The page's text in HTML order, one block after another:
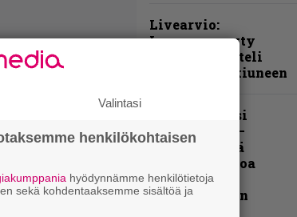
Livearvio:
Loppuunmyyty
Tavastia saatteli
Sepulturan ikiuneen
Rokki Raikasi
Tampereella –
Infernon neljä
väkevää nostoa
festarin
kakkospäivän
Valintasi
henkilökohtaisen
hyödynnämme henkilötietoja
sekä kohdentaaksemme sisältöä ja